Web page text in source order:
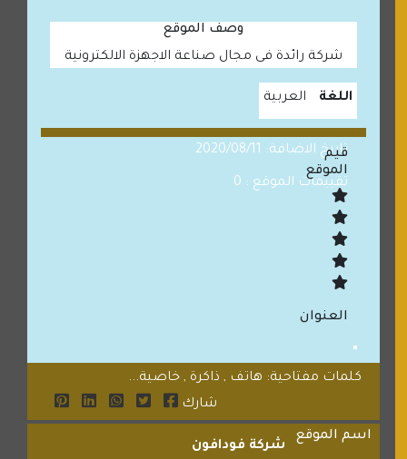
وصف الموقع
شركة رائدة فى مجال صناعة الاجهزة الالكترونية
اللغة العربية
تاريخ الاضافة: 2020/08/11
تقييمات الموقع : 0
قيم
الموقع
العنوان
كلمات مفتاحية: هاتف , ذاكرة , خاصية...
شارك
اسم الموقع
شركة فودافون